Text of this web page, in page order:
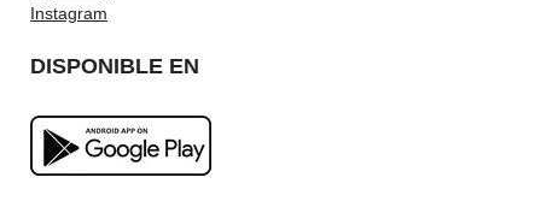
Instagram
DISPONIBLE EN